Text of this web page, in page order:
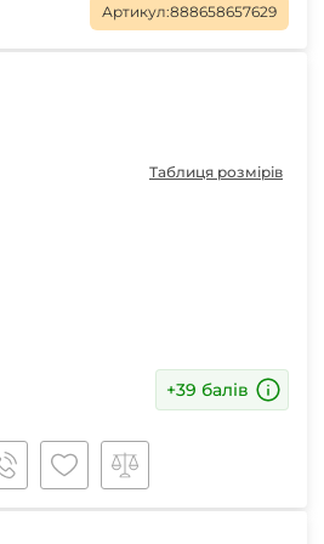
Пристрої для відлякування
Артикул:888658657629
Таблиця розмірів
+39 балів